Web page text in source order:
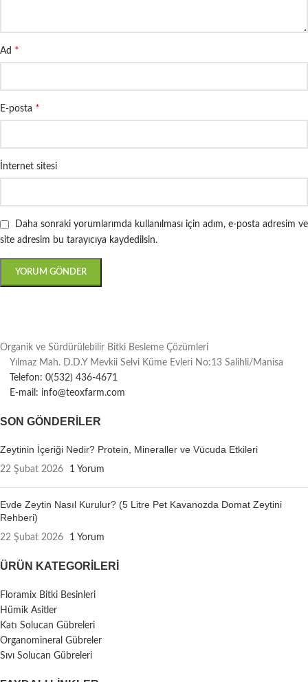
Ad *
E-posta *
İnternet sitesi
Daha sonraki yorumlarımda kullanılması için adım, e-posta adresim ve
site adresim bu tarayıcıya kaydedilsin.
Organik ve Sürdürülebilir Bitki Besleme Çözümleri
Yılmaz Mah. D.D.Y Mevkii Selvi Küme Evleri No:13 Salihli/Manisa
Telefon: 0(532) 436-4671
E-mail: info@teoxfarm.com
SON GÖNDERILER
Zeytinin İçeriği Nedir? Protein, Mineraller ve Vücuda Etkileri
22 Şubat 2026 1 Yorum
Evde Zeytin Nasıl Kurulur? (5 Litre Pet Kavanozda Domat Zeytini
Rehberi)
22 Şubat 2026 1 Yorum
ÜRÜN KATEGORILERI
Floramix Bitki Besinleri
Hümik Asitler
Katı Solucan Gübreleri
Organomineral Gübreler
Sıvı Solucan Gübreleri